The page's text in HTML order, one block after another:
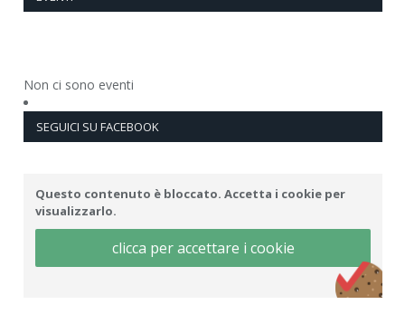
Non ci sono eventi
SEGUICI SU FACEBOOK
Questo contenuto è bloccato. Accetta i cookie per
visualizzarlo.
clicca per accettare i cookie